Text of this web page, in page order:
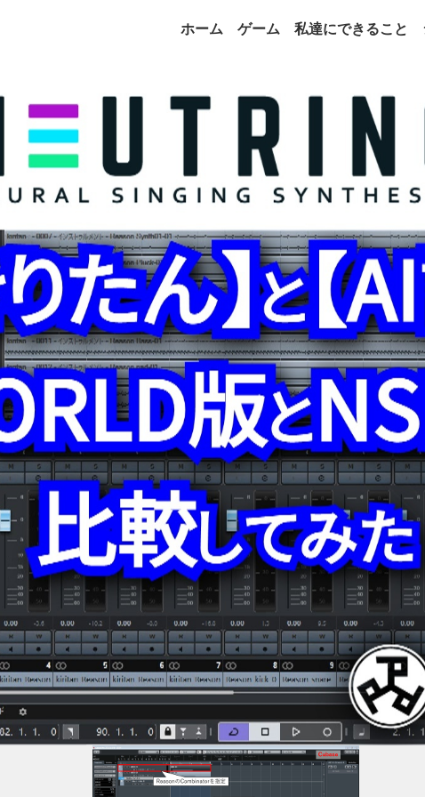
ホーム ゲーム 私達にできること